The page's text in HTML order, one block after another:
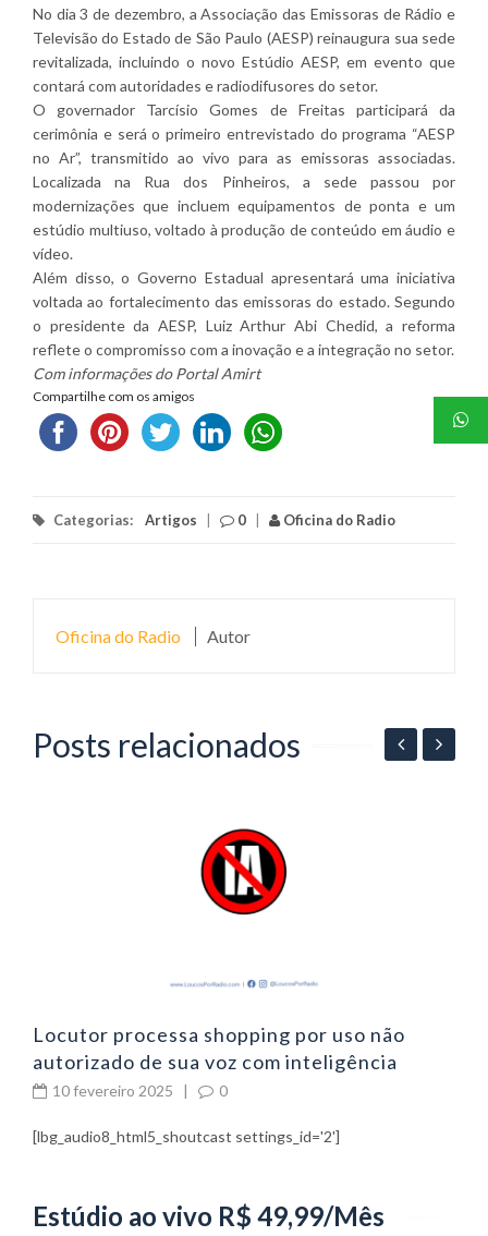
No dia 3 de dezembro, a Associação das Emissoras de Rádio e
Televisão do Estado de São Paulo (AESP) reinaugura sua sede
revitalizada, incluindo o novo Estúdio AESP, em evento que
contará com autoridades e radiodifusores do setor.
O governador Tarcísio Gomes de Freitas participará da
cerimônia e será o primeiro entrevistado do programa “AESP
no Ar”, transmitido ao vivo para as emissoras associadas.
Localizada na Rua dos Pinheiros, a sede passou por
modernizações que incluem equipamentos de ponta e um
estúdio multiuso, voltado à produção de conteúdo em áudio e
vídeo.
Além disso, o Governo Estadual apresentará uma iniciativa
voltada ao fortalecimento das emissoras do estado. Segundo
o presidente da AESP, Luiz Arthur Abi Chedid, a reforma
reflete o compromisso com a inovação e a integração no setor.
Com informações do Portal Amirt
Compartilhe com os amigos
Categorias: Artigos | 0 | Oficina do Radio
Oficina do Radio Autor
Posts relacionados
Locutor processa shopping por uso não
autorizado de sua voz com inteligência
artificial
10 fevereiro 2025 | 0
[lbg_audio8_html5_shoutcast settings_id='2']
Estúdio ao vivo R$ 49,99/Mês